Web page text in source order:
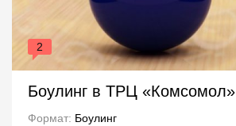
2
Боулинг в ТРЦ «Комсомол»
Формат: Боулинг